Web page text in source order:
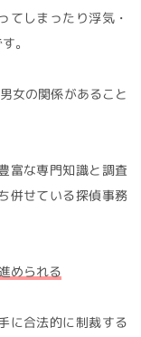
てしまったり浮気・
。
女の関係があること
富な専門知識と調査
併せている探偵事務
められる
に合法的に制裁する